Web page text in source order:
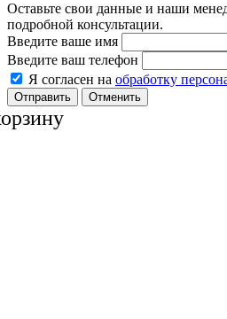
Оставьте свои данные и наши
подробной консультации.
Введите ваше имя
Введите ваш телефон
Я согласен на обработку
Отменить